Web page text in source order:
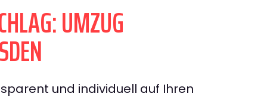
UMZUG
und individuell auf Ihren